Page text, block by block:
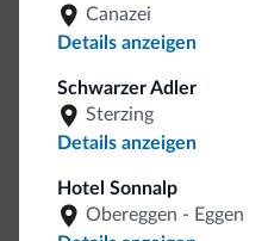
Canazei
Details anzeigen
Schwarzer Adler
Sterzing
Details anzeigen
Hotel Sonnalp
Obereggen - Eggen
Seien Sie originell,
Kollektion
So viele von Ihnen haben
von Dolomiti.it ist da!